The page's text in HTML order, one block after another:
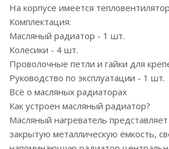
На корпусе имеется
Комплектация:
Масляный радиатор - 1 шт.
Колесики - 4 шт.
Проволочные петли и гайки для
Руководство по эксплуатации - 1 шт.
Всё о масляных радиаторах
Как устроен масляный радиатор?
Масляный нагреватель
закрытую металлическую ёмкость,